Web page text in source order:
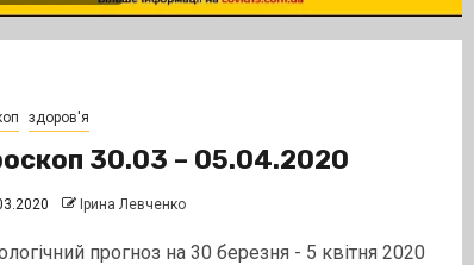
здоров'я
30.03 – 05.04.2020
Ірина Левченко
прогноз на 30 березня - 5 квiтня 2020